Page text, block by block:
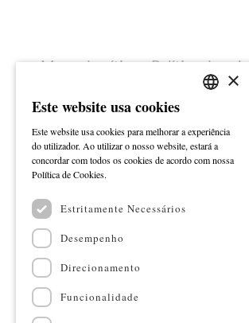
Mapa do sítio
Política de
Ficha técnica
Subscreva a Newsletter
ENGLISH
×
Este website usa cookies
Este website usa cookies para melhorar a experiência
do utilizador. Ao utilizar o nosso website, estará a
concordar com todos os cookies de acordo com nossa
Política de Cookies.
Estritamente Necessários
Desempenho
Direcionamento
Funcionalidade